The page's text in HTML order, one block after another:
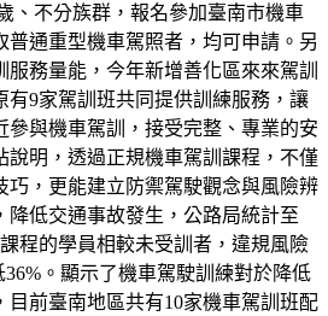
、不分族群，報名參加臺南市機車
普通重型機車駕照者，均可申請。另
務量能，今年新增善化區來來駕訓
有9家駕訓班共同提供訓練服務，讓
參與機車駕訓，接受完整、專業的安
說明，透過正規機車駕訓課程，不僅
巧，更能建立防禦駕駛觀念與風險辨
降低交通事故發生，公路局統計至
程的學員相較未受訓者，違規風險
36%。顯示了機車駕駛訓練對於降低
目前臺南地區共有10家機車駕訓班配